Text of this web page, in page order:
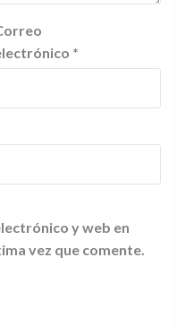
*
y web en
vez que comente.